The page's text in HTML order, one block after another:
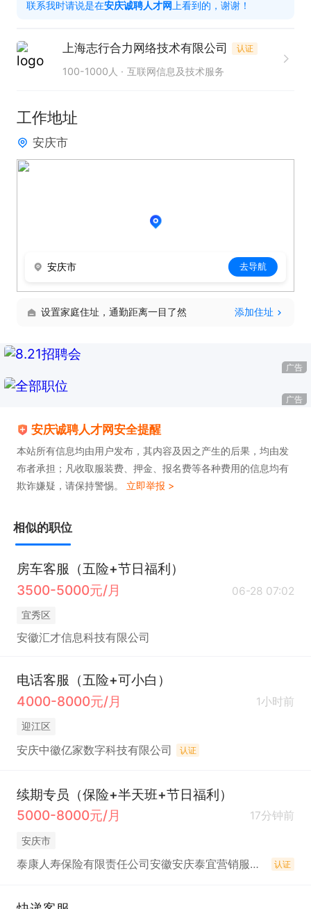
真实薪资水平：目前团队员工平均综合月薪在4000
【工作时间与休息】
休息休假：平均每月有7-8天假期，劳逸结合。
1、电脑打字流畅，能熟练使用办公软件。
2、情绪稳定，有耐心，具备良好的服务意识。
3、不限经验，只要你细心负责，入职后会有简单指
舒适安全的室内办公环境，冬暖夏凉，不用风吹日
简单纯粹的工作内容，没有销售业绩压力，每天按时
联系我时请说是在安庆诚聘人才网 上看到的，谢谢！
上海志行合力网络技术有限公司 认证
100-1000人 互联网信息及技术服务
工作地址
安庆市
安庆市 去导航
设置家庭住址，通勤距离一目了然 添加住址
广告
广告
安庆诚聘人才网安全提醒
本站所有信息均由用户发布，其内容及因之产生的后果，均由发
布者承担；凡收取服装费、押金、报名费等各种费用的信息均有
欺诈嫌疑，请保持警惕。 立即举报 >
相似的职位
房车客服（五险+节日福利）
3500-5000元/月
06-28 07:02
宜秀区
安徽汇才信息科技有限公司
电话客服（五险+可小白）
4000-8000元/月
1小时前
迎江区
安庆中徽亿家数字科技有限公司 认证
续期专员（保险+半天班+节日福利）
5000-8000元/月
17分钟前
安庆市
泰康人寿保险有限责任公司安徽安庆泰宜营销服务部 认证